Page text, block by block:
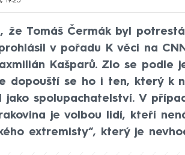
že Tomáš Čermák byl
v pořadu K věci na
Kašparů. Zlo se podle
dopouští se ho i ten, který k
jako spolupachatelství. V
je volbou lidí, kteří
extremisty“, který je